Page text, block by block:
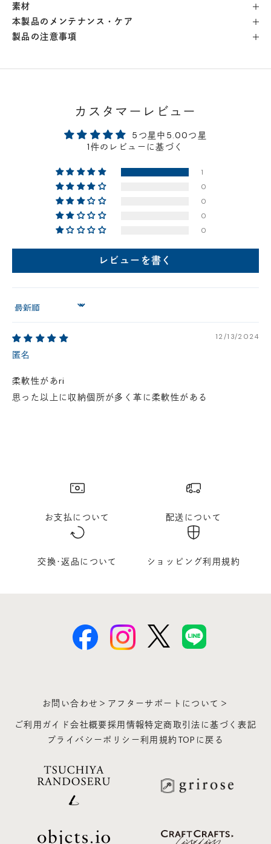
自由が丘店 - 在庫 - ×
- 在庫 -△
- 在庫 -△
円(税込)以下の場合、代引きでのご配送も可能です。
在庫状況について
※在庫ありの表示の際にも売り切れや他のお客様の取り置きの場合がご
※在庫状況は随時変動しているため、ご来店時に売り切れの場合がござ
※新製品については、在庫表示が発売開始日までに変動する場合がござ
素材
本製品のメンテナンス・ケア
製品の注意事項
カスタマーレビュー
5つ星中5.00つ星
1件のレビューに基づく
1
0
0
0
0
レビューを書く
Sort by
12/13/2024
匿名
柔軟性があri
思った以上に収納個所が多く革に柔軟性がある
お支払について 配送について
交換･返品について ショッピング利用規約
お問い合わせ＞ アフターサポートについて＞
ご利用ガイド会社概要採用情報特定商取引法に基づく表記
プライバシーポリシー利用規約 TOPに戻る